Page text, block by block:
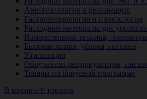
Анестезиология и реанимация
Гастроэнтерология и проктология
Расходные материалы для
Измерительная техника,
Бытовая химия, уборка, гигиена
Утилизация
Облучатели-рециркуляторы,
Товары по бонусной программе
В корзине 0 товаров